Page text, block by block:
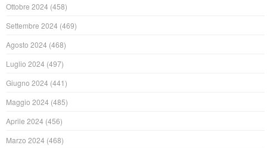
Ottobre 2024 (458)
Settembre 2024 (469)
Agosto 2024 (468)
Luglio 2024 (497)
Giugno 2024 (441)
Maggio 2024 (485)
Aprile 2024 (456)
Marzo 2024 (468)